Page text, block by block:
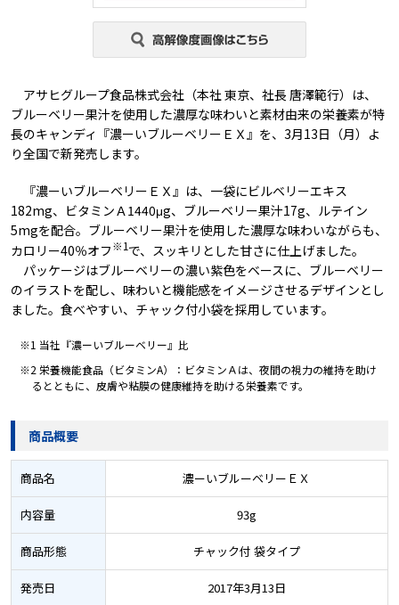
アサヒグループ食品株式会社（本社 東京、社長 唐澤範行）は、
ブルーベリー果汁を使用した濃厚な味わいと素材由来の栄養素が特
長のキャンディ『濃ーいブルーベリーＥＸ』を、3月13日（月）よ
り全国で新発売します。
『濃ーいブルーベリーＥＸ』は、一袋にビルベリーエキス
182mg、ビタミンＡ1440μg、ブルーベリー果汁17g、ルテイン
5mgを配合。ブルーベリー果汁を使用した濃厚な味わいながらも、
カロリー40％オフ※1で、スッキリとした甘さに仕上げました。
パッケージはブルーベリーの濃い紫色をベースに、ブルーベリー
のイラストを配し、味わいと機能感をイメージさせるデザインとし
ました。食べやすい、チャック付小袋を採用しています。
※1 当社『濃ーいブルーベリー』比
※2 栄養機能食品（ビタミンA）：ビタミンＡは、夜間の視力の維持を助け
るとともに、皮膚や粘膜の健康維持を助ける栄養素です。
商品概要
商品名 濃ーいブルーベリーＥＸ
内容量 93g
商品形態 チャック付 袋タイプ
発売日 2017年3月13日